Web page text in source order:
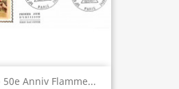
50e Anniv Flamme...